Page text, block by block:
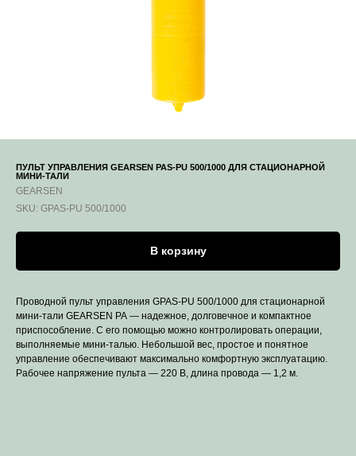
ПУЛЬТ УПРАВЛЕНИЯ GEARSEN PAS-PU 500/1000 ДЛЯ СТАЦИОНАРНОЙ
МИНИ-ТАЛИ
GEARSEN
SKU: GPAS-PU 500/1000
В корзину
Проводной пульт управления GPAS-PU 500/1000 для стационарной
мини-тали GEARSEN РА — надежное, долговечное и компактное
приспособление. С его помощью можно контролировать операции,
выполняемые мини-талью. Небольшой вес, простое и понятное
управление обеспечивают максимально комфортную эксплуатацию.
Рабочее напряжение пульта — 220 В, длина провода — 1,2 м.